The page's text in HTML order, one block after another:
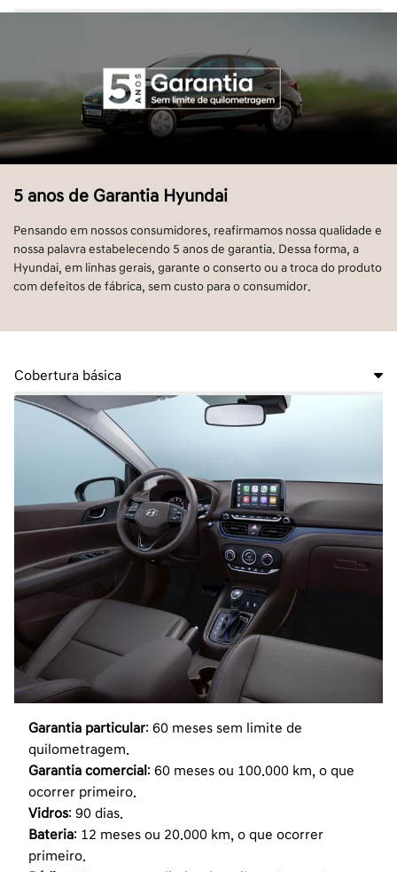
5 anos de Garantia Hyundai
Pensando em nossos consumidores, reafirmamos nossa qualidade e
nossa palavra estabelecendo 5 anos de garantia. Dessa forma, a
Hyundai, em linhas gerais, garante o conserto ou a troca do produto
com defeitos de fábrica, sem custo para o consumidor.
Cobertura básica
Garantia particular: 60 meses sem limite de
quilometragem.
Garantia comercial: 60 meses ou 100.000 km, o que
ocorrer primeiro.
Vidros: 90 dias.
Bateria: 12 meses ou 20.000 km, o que ocorrer
primeiro.